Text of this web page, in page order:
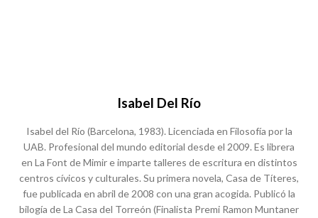
Isabel Del Río
Isabel del Río (Barcelona, 1983). Licenciada en Filosofía por la
UAB. Profesional del mundo editorial desde el 2009. Es librera
en La Font de Mimir e imparte talleres de escritura en distintos
centros cívicos y culturales. Su primera novela, Casa de Títeres,
fue publicada en abril de 2008 con una gran acogida. Publicó la
bilogía de La Casa del Torreón (Finalista Premi Ramon Muntaner